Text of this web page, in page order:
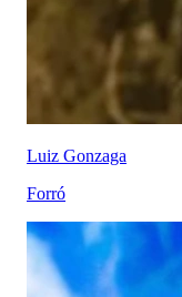
Luiz Gonzaga
Forró